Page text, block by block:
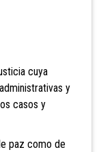
cuya
y
casos y
paz como de